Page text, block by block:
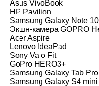
Asus VivoBook
HP Pavilion
Samsung Galaxy Note
Экшн-камера GOPRO
Acer Aspire
Lenovo IdeaPad
Sony Vaio Fit
GoPro HERO3+
Samsung Galaxy Tab Pro
Samsung Galaxy S4 mini